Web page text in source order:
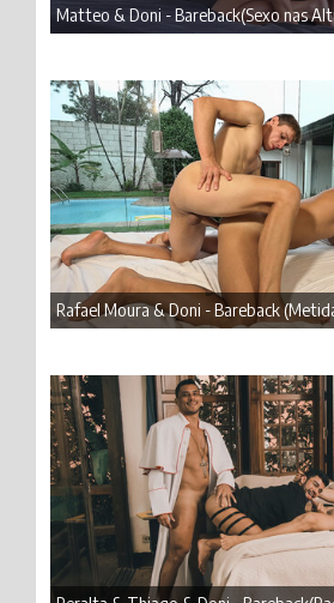
Matteo & Doni - Bareback(Sexo nas
Rafael Moura & Doni - Bareback